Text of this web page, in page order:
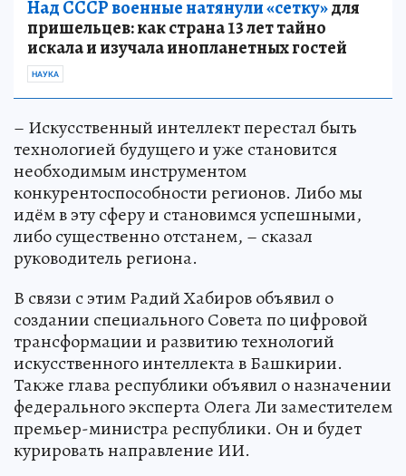
Над СССР военные натянули «сетку»для
пришельцев: как страна 13 лет тайно
искала и изучала инопланетных гостей
НАУКА
– Искусственный интеллект перестал быть
технологией будущего и уже становится
необходимым инструментом
конкурентоспособности регионов. Либо мы
идём в эту сферу и становимся успешными,
либо существенно отстанем, – сказал
руководитель региона.
В связи с этим Радий Хабиров объявил о
создании специального Совета по цифровой
трансформации и развитию технологий
искусственного интеллекта в Башкирии.
Также глава республики объявил о назначении
федерального эксперта Олега Ли заместителем
премьер-министра республики. Он и будет
курировать направление ИИ.